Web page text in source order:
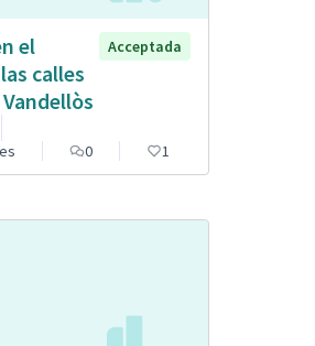
el
calles
Acceptada
0 1